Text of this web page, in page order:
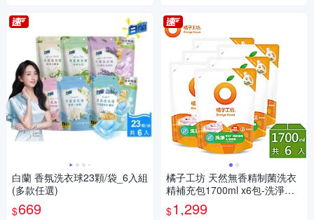
白蘭 香氛洗衣球23顆/袋_6入組
(多款任選)
$669
橘子工坊 天然無香精制菌洗衣
精補充包1700ml x6包-洗淨病
毒升級版
$1,299